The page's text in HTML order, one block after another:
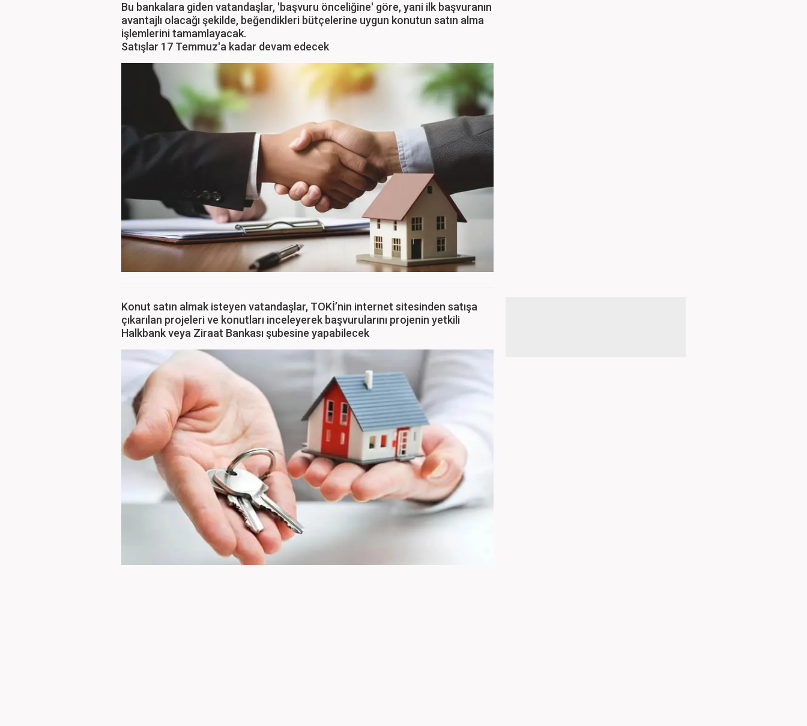
Bu bankalara giden vatandaşlar, 'başvuru önceliğine' göre, yani ilk başvuranın
avantajlı olacağı şekilde, beğendikleri bütçelerine uygun konutun satın alma
işlemlerini tamamlayacak.
Satışlar 17 Temmuz'a kadar devam edecek
Konut satın almak isteyen vatandaşlar, TOKİ’nin internet sitesinden satışa
çıkarılan projeleri ve konutları inceleyerek başvurularını projenin yetkili
Halkbank veya Ziraat Bankası şubesine yapabilecek